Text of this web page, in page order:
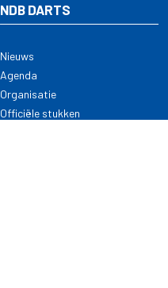
NDB DARTS
Nieuws
Agenda
Organisatie
Officiële stukken